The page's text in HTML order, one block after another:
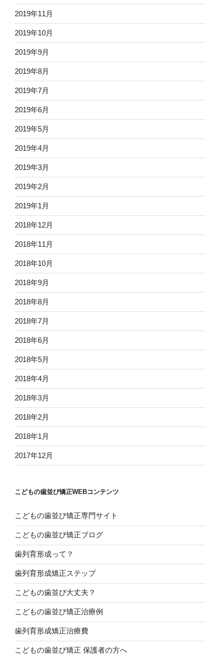
2019年11月
2019年10月
2019年9月
2019年8月
2019年7月
2019年6月
2019年5月
2019年4月
2019年3月
2019年2月
2019年1月
2018年12月
2018年11月
2018年10月
2018年9月
2018年8月
2018年7月
2018年6月
2018年5月
2018年4月
2018年3月
2018年2月
2018年1月
2017年12月
こどもの歯並び矯正WEBコンテンツ
こどもの歯並び矯正専門サイト
こどもの歯並び矯正ブログ
歯列育形成って？
歯列育形成矯正ステップ
こどもの歯並び大丈夫？
こどもの歯並び矯正治療例
歯列育形成矯正治療費
こどもの歯並び矯正 保護者の方へ